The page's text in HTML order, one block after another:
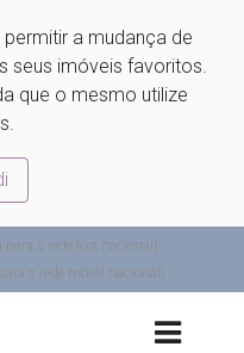
a mudança de
seus imóveis favoritos.
que o mesmo utilize
a rede fixa nacional)
a rede móvel nacional)